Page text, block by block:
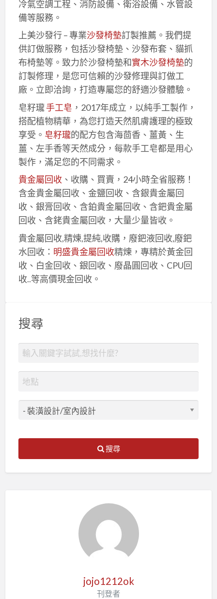
冷氣空調工程、消防設備、衛浴設備、水管設
備等服務。
上美沙發行 – 專業沙發椅墊訂製推薦。我們提
供訂做服務，包括沙發椅墊、沙發布套、貓抓
布椅墊等。致力於沙發椅墊和實木沙發椅墊的
訂製修理，是您可信賴的沙發修理與訂做工
廠。立即洽詢，打造專屬您的舒適沙發體驗。
皂籽瓏手工皂 ，2017年成立，以純手工製作，
搭配植物精華，為您打造天然肌膚護理的極致
享受。 皂籽瓏的配方包含海茴香、薑黃、生
薑、左手香等天然成分，每款手工皂都是用心
製作，滿足您的不同需求。
貴金屬回收、收購、買賣，24小時全省服務！
含金貴金屬回收、金鹽回收、含銀貴金屬回
收、銀膏回收、含鉑貴金屬回收、含鈀貴金屬
回收、含銠貴金屬回收，大量少量皆收。
貴金屬回收,精煉,提純,收購，廢鈀液回收,廢鈀
水回收： 明盛貴金屬回收精煉，專精於黃金回
收、白金回收、銀回收、廢晶圓回收、CPU回
收..等高價現金回收。
搜尋
搜尋
jojo1212ok
刊登者